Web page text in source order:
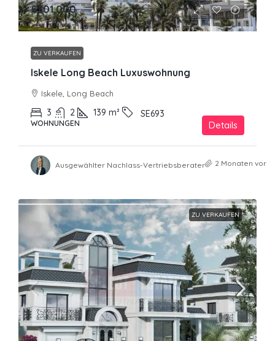
£301,000
ZU VERKAUFEN
Iskele Long Beach Luxuswohnung
Iskele, Long Beach
3 2 139 m² SE693
WOHNUNGEN Details
Ausgewählter Nachlass-Vertriebsberater 2 Monaten vor
ZU VERKAUFEN